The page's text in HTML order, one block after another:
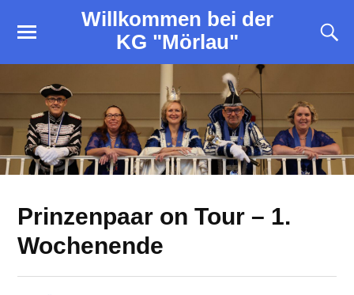
Willkommen bei der
KG "Mörlau"
Prinzenpaar on Tour – 1.
Wochenende